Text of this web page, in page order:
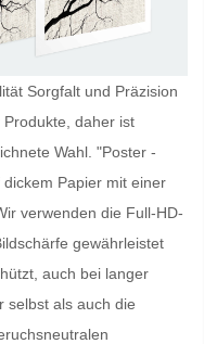
Sorgfalt und Präzision
daher ist
Wahl. "Poster -
Papier mit einer
verwenden die Full-HD-
gewährleistet
auch bei langer
selbst als auch die